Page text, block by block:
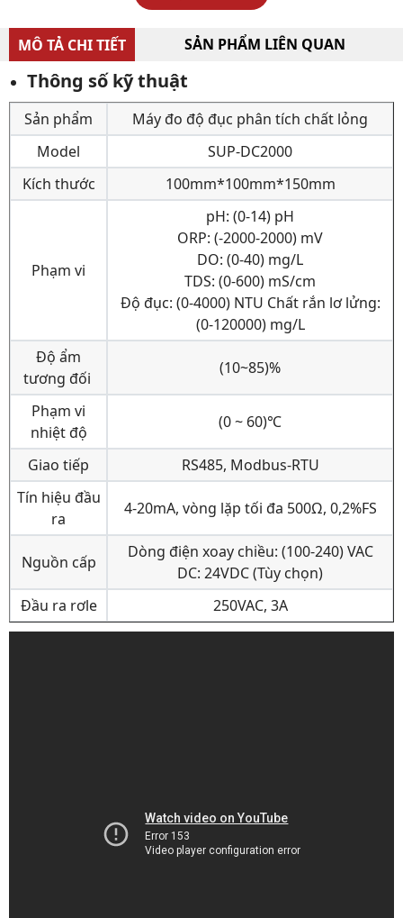
MÔ TẢ CHI TIẾT SẢN PHẨM LIÊN QUAN
Thông số kỹ thuật
Sản phẩm
Máy đo độ đục phân tích chất lỏng
Model
SUP-DC2000
Kích thước
100mm*100mm*150mm
Phạm vi
pH: (0-14) pH
ORP: (-2000-2000) mV
DO: (0-40) mg/L
TDS: (0-600) mS/cm
Độ đục: (0-4000) NTU Chất rắn lơ lửng:
(0-120000) mg/L
Độ ẩm
tương đối
(10~85)%
Phạm vi
nhiệt độ
(0 ~ 60)℃
Giao tiếp
RS485, Modbus-RTU
Tín hiệu đầu
ra
4-20mA, vòng lặp tối đa 500Ω, 0,2%FS
Nguồn cấp
Dòng điện xoay chiều: (100-240) VAC
DC: 24VDC (Tùy chọn)
Đầu ra rơle
250VAC, 3A